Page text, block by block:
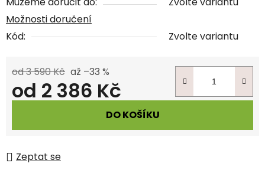
Možnosti doručení
Kód:
Zvolte variantu
od 3 590 Kč až –33 %
od 2 386 Kč
DO KOŠÍKU
Zeptat se